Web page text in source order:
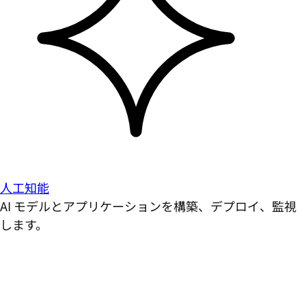
人工知能
AI モデルとアプリケーションを構築、デプロイ、監視
します。